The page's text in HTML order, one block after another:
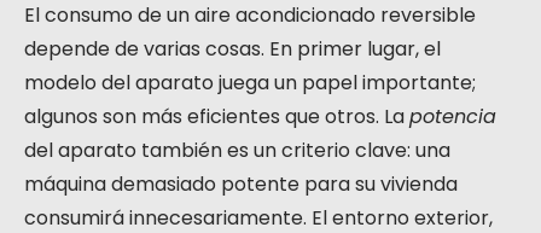
El consumo de un aire acondicionado reversible
depende de varias cosas. En primer lugar, el
modelo del aparato juega un papel importante;
algunos son más eficientes que otros. Lapotencia
del aparato también es un criterio clave: una
máquina demasiado potente para su vivienda
consumirá innecesariamente. El entorno exterior,